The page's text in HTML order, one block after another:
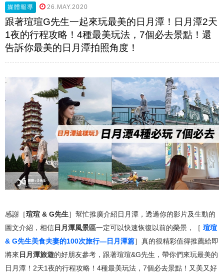
媒體報導 26.MAY.2020
跟著瑄瑄G先生一起來玩最美的日月潭！日月潭2天
1夜的行程攻略！4種最美玩法，7個必去景點！還
告訴你最美的日月潭拍照角度！
感謝［瑄瑄 & G先生］幫忙推廣介紹日月潭，透過你的影片及生動的
圖文介紹，相信日月潭風景區一定可以快速恢復以前的榮景，［ 瑄瑄
& G先生美食夫妻的100次旅行—日月潭篇］真的很精彩值得推薦給即
將來 日月潭旅遊的好朋友參考，跟著瑄瑄&G先生，帶你們來玩最美的
日月潭！2天1夜的行程攻略！4種最美玩法，7個必去景點！又美又好